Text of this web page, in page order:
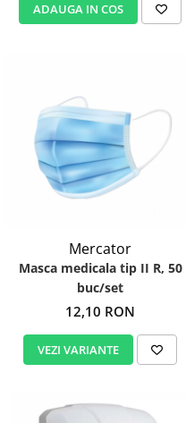
ADAUGA IN COS
Mercator
Masca medicala tip II R, 50
buc/set
12,10 RON
VEZI VARIANTE